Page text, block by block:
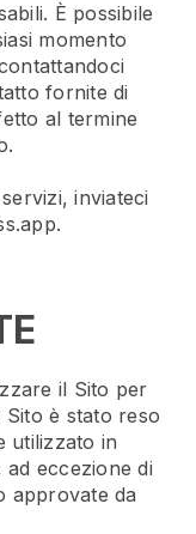
È possibile
momento
fornite di
al termine
inviateci
il Sito per
è stato reso
utilizzato in
eccezione di
approvate da